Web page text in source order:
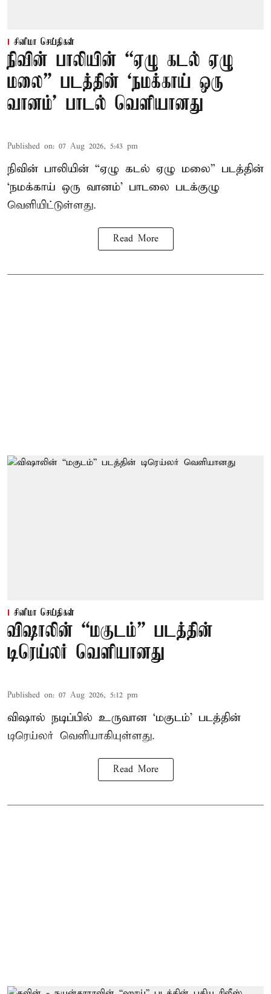
சினிமா செய்திகள்
நிவின் பாலியின் “ஏழு கடல் ஏழு
மலை” படத்தின் ‘நமக்காய் ஒரு
வானம்’ பாடல் வெளியானது
Published on: 07 Aug 2026, 5:43 pm
நிவின் பாலியின் “ஏழு கடல் ஏழு மலை” படத்தின்
‘நமக்காய் ஒரு வானம்’ பாடலை படக்குழு
வெளியிட்டுள்ளது.
Read More
சினிமா செய்திகள்
விஷாலின் “மகுடம்” படத்தின்
டிரெய்லர் வெளியானது
Published on: 07 Aug 2026, 5:12 pm
விஷால் நடிப்பில் உருவான ‘மகுடம்’ படத்தின்
டிரெய்லர் வெளியாகியுள்ளது.
Read More